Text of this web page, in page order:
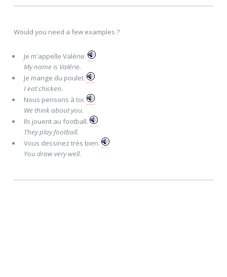
Would you need a few examples ?
Je m'appelle Valérie.
My name is Valérie.
Je mange du poulet.
I eat chicken.
Nous pensons à toi.
We think about you.
Ils jouentau football.
They play football.
Vous dessinez très bien.
You draw very well.